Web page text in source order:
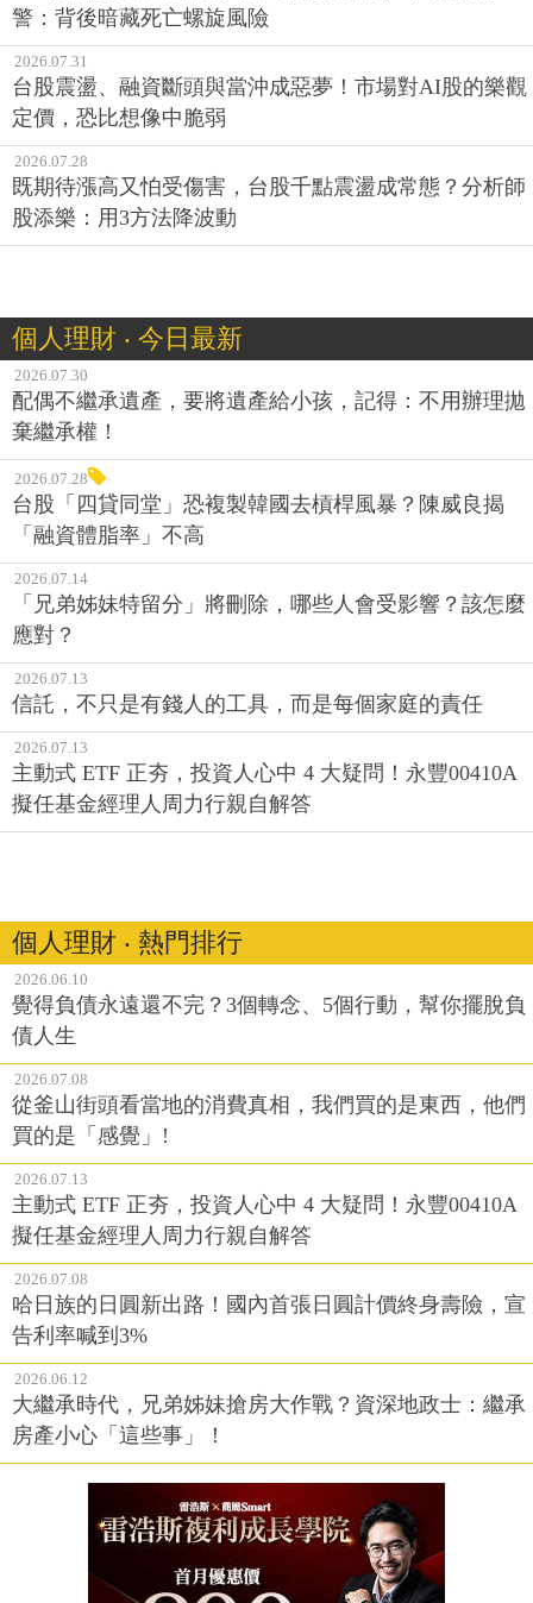
警：背後暗藏死亡螺旋風險
2026.07.31
台股震盪、融資斷頭與當沖成惡夢！市場對AI股的樂觀
定價，恐比想像中脆弱
2026.07.28
既期待漲高又怕受傷害，台股千點震盪成常態？分析師
股添樂：用3方法降波動
個人理財 ‧ 今日最新
2026.07.30
配偶不繼承遺產，要將遺產給小孩，記得：不用辦理拋
棄繼承權！
2026.07.28
台股「四貸同堂」恐複製韓國去槓桿風暴？陳威良揭
「融資體脂率」不高
2026.07.14
「兄弟姊妹特留分」將刪除，哪些人會受影響？該怎麼
應對？
2026.07.13
信託，不只是有錢人的工具，而是每個家庭的責任
2026.07.13
主動式 ETF 正夯，投資人心中 4 大疑問！永豐00410A
擬任基金經理人周力行親自解答
個人理財 ‧ 熱門排行
2026.06.10
覺得負債永遠還不完？3個轉念、5個行動，幫你擺脫負
債人生
2026.07.08
從釜山街頭看當地的消費真相，我們買的是東西，他們
買的是「感覺」!
2026.07.13
主動式 ETF 正夯，投資人心中 4 大疑問！永豐00410A
擬任基金經理人周力行親自解答
2026.07.08
哈日族的日圓新出路！國內首張日圓計價終身壽險，宣
告利率喊到3%
2026.06.12
大繼承時代，兄弟姊妹搶房大作戰？資深地政士：繼承
房產小心「這些事」！